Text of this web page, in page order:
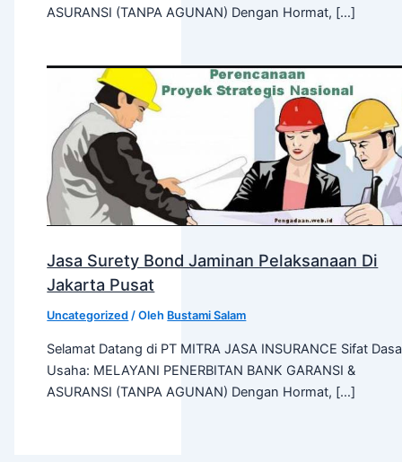
ASURANSI (TANPA AGUNAN) Dengan Hormat, […]
Jasa Surety Bond Jaminan Pelaksanaan Di
Jakarta Pusat
Uncategorized / Oleh Bustami Salam
Selamat Datang di PT MITRA JASA INSURANCE Sifat
Usaha: MELAYANI PENERBITAN BANK GARANSI &
ASURANSI (TANPA AGUNAN) Dengan Hormat, […]